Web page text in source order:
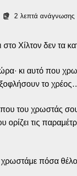
2 λεπτά ανάγνωσης
στο Χίλτον δεν τα
κι αυτό που
το
του χρωστάς
τις
πόσα